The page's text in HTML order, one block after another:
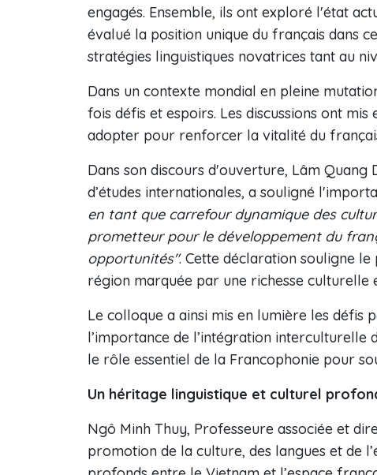
engagés. Ensemble, ils ont exploré l'état
évalué la position unique du français dans
stratégies linguistiques novatrices tant au
Dans un contexte mondial en pleine
fois défis et espoirs. Les discussions ont
adopter pour renforcer la vitalité du
Dans son discours d'ouverture, Lâm
d’études internationales, a souligné
en tant que carrefour dynamique des
prometteur pour le développement du
opportunités". Cette déclaration souligne
région marquée par une richesse culturelle
Le colloque a ainsi mis en lumière les défis
l’importance de l’intégration interculturelle
le rôle essentiel de la Francophonie pour
Un héritage linguistique et culturel
Ngô Minh Thuy, Professeure associée et
promotion de la culture, des langues et de